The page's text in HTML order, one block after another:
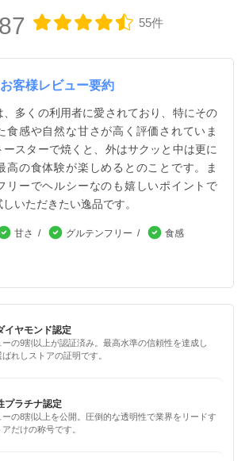
55件
客様レビュー要約
、多くの利用者に愛されており、特にその
食感や自然な甘さが高く評価されていま
ースターで焼くと、外はサクッと中は更に
高の食体験が楽しめるとのことです。ま
リーでヘルシーなのも嬉しいポイントで
いただきたい逸品です。
甘さ グルテンフリー 食感
イヤモンド認定
ーの9割以上が認証済み。最高水準の信頼性を達成し
ばれしストアの証明です。
プラチナ認定
ーの8割以上を公開。圧倒的な透明性で業界をリードす
アだけの称号です。